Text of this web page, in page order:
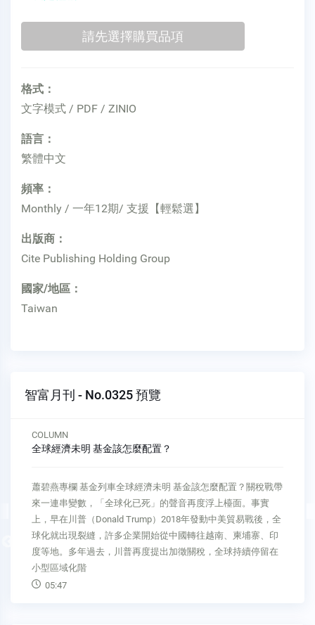
格式：
文字模式 / PDF / ZINIO
語言：
繁體中文
頻率：
Monthly / 一年12期/ 支援【輕鬆選】
出版商：
Cite Publishing Holding Group
國家/地區：
Taiwan
智富月刊 - No.0325 預覽
Previous
COLUMN
全球經濟未明 基金該怎麼配置？
蕭碧燕專欄 基金列車全球經濟未明 基金該怎麼配置？關稅戰帶
來一連串變數，「全球化已死」的聲音再度浮上檯面。事實
上，早在川普（Donald Trump）2018年發動中美貿易戰後，全
球化就出現裂縫，許多企業開始從中國轉往越南、柬埔寨、印
度等地。多年過去，川普再度提出加徵關稅，全球持續停留在
小型區域化階
05:47